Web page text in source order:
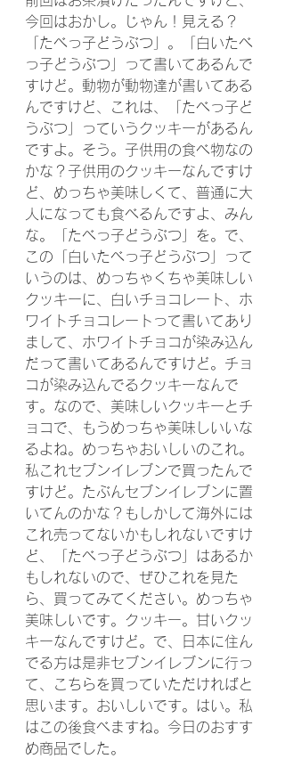
今回はおかし。じゃん！見える？
「たべっ子どうぶつ」。「白いたべ
っ子どうぶつ」って書いてあるんで
すけど。動物が動物達が書いてある
んですけど、これは、「たべっ子ど
うぶつ」っていうクッキーがあるん
ですよ。そう。子供用の食べ物なの
かな？子供用のクッキーなんですけ
ど、めっちゃ美味しくて、普通に大
人になっても食べるんですよ、みん
な。「たべっ子どうぶつ」を。で、
この「白いたべっ子どうぶつ」って
いうのは、めっちゃくちゃ美味しい
クッキーに、白いチョコレート、ホ
ワイトチョコレートって書いてあり
まして、ホワイトチョコが染み込ん
だって書いてあるんですけど。チョ
コが染み込んでるクッキーなんで
す。なので、美味しいクッキーとチ
ョコで、もうめっちゃ美味しいいな
るよね。めっちゃおいしいのこれ。
私これセブンイレブンで買ったんで
すけど。たぶんセブンイレブンに置
いてんのかな？もしかして海外には
これ売ってないかもしれないですけ
ど、「たべっ子どうぶつ」はあるか
もしれないので、ぜひこれを見た
ら、買ってみてください。めっちゃ
美味しいです。クッキー。甘いクッ
キーなんですけど。で、日本に住ん
でる方は是非セブンイレブンに行っ
て、こちらを買っていただければと
思います。おいしいです。はい。私
はこの後食べますね。今日のおすす
め商品でした。